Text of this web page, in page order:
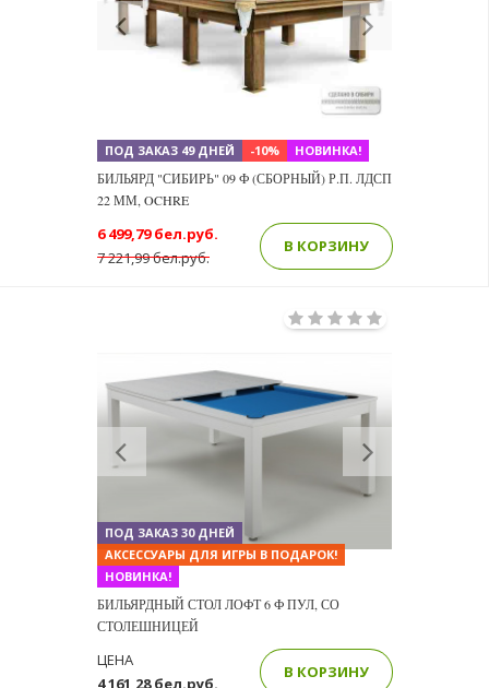
Previous Next
ПОД ЗАКАЗ 49 ДНЕЙ -10% НОВИНКА!
БИЛЬЯРД "СИБИРЬ" 09 Ф (СБОРНЫЙ) Р.П. ЛДСП
22 ММ, OCHRE
7 221,99 бел.руб.
6 499,79 бел.руб.
В КОРЗИНУ
ПОД ЗАКАЗ 30 ДНЕЙ
АКСЕССУАРЫ ДЛЯ ИГРЫ В ПОДАРОК!
НОВИНКА!
БИЛЬЯРДНЫЙ СТОЛ ЛОФТ 6 Ф ПУЛ, СО
СТОЛЕШНИЦЕЙ
4 161,28 бел.руб.
ЦЕНА
В КОРЗИНУ